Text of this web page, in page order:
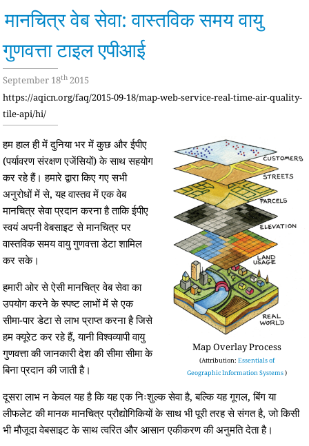
मानचित्र वेब सेवा: वास्तविक समय वायु
गुणवत्ता टाइल एपीआई
September 18th 2015
https://aqicn.org/faq/2015-09-18/map-web-service-real-time-air-quality-
tile-api/hi/
Map Overlay Process
(Attribution:Essentials of
Geographic Information Systems)
हम हाल ही में दुनिया भर में कुछ और ईपीए
(पर्यावरण संरक्षण एजेंसियों) के साथ सहयोग
कर रहे हैं। हमारे द्वारा किए गए सभी
अनुरोधों में से, यह वास्तव में एक वेब
मानचित्र सेवा प्रदान करना है ताकि ईपीए
स्वयं अपनी वेबसाइट से मानचित्र पर
वास्तविक समय वायु गुणवत्ता डेटा शामिल
कर सके।
हमारी ओर से ऐसी मानचित्र वेब सेवा का
उपयोग करने के स्पष्ट लाभों में से एक
सीमा-पार डेटा से लाभ प्राप्त करना है जिसे
हम क्यूरेट कर रहे हैं, यानी विश्वव्यापी वायु
गुणवत्ता की जानकारी देश की सीमा सीमा के
बिना प्रदान की जाती है।
दूसरा लाभ न केवल यह है कि यह एक निःशुल्क सेवा है, बल्कि यह गूगल, बिंग या
लीफलेट की मानक मानचित्र प्रौद्योगिकियों के साथ भी पूरी तरह से संगत है, जो किसी
भी मौजूदा वेबसाइट के साथ त्वरित और आसान एकीकरण की अनुमति देता है।